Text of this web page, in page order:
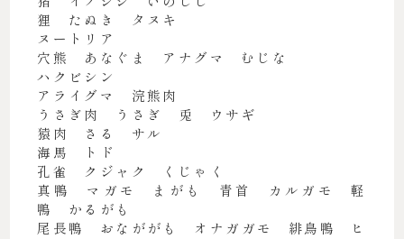
狸 たぬき タヌキ
ヌートリア
穴熊 あなぐま アナグマ むじな
ハクビシン
アライグマ 浣熊肉
うさぎ肉 うさぎ 兎 ウサギ
猿肉 さる サル
海馬 トド
孔雀 クジャク くじゃく
真鴨 マガモ まがも 青首 カルガモ 軽
鴨 かるがも
尾長鴨 おなががも オナガガモ 緋鳥鴨 ヒ